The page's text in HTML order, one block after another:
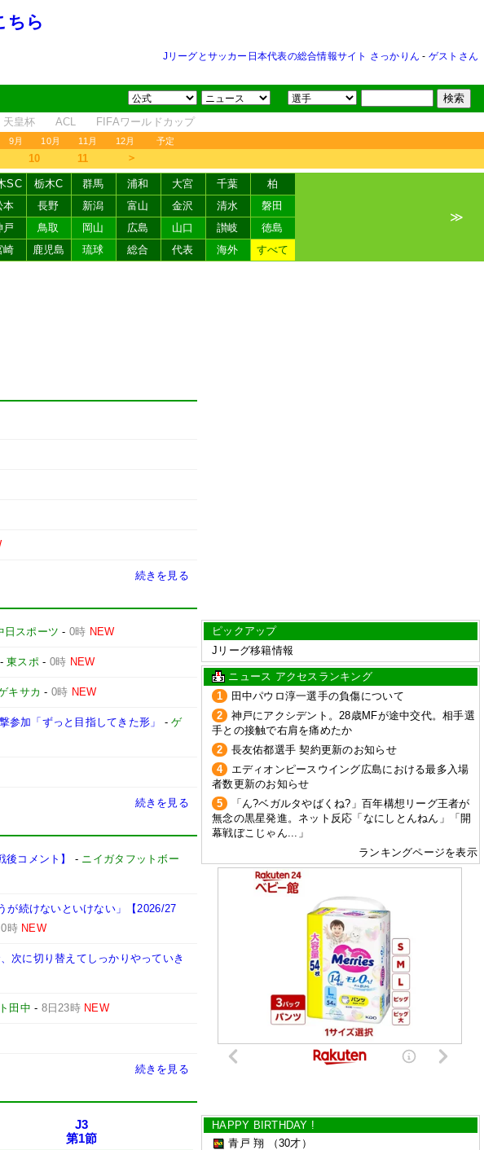
ちら
Jリーグとサッカー日本代表の総合情報サイト さっかりん - ゲストさん
天皇杯 ACL FIFAワールドカップ
9月 10月 11月 12月 予定
10 11 ＞
SC 栃木C 群馬 浦和 大宮 千葉
柏
本 長野 新潟 富山 金沢 清水
磐田
戸 鳥取 岡山 広島 山口 讃岐
徳島
崎 鹿児島 琉球 総合 代表 海外 すべて
≫
続きを見る
日スポーツ - 0時 NEW
-東スポ- 0時 NEW
キサカ - 0時 NEW
加「ずっと目指してきた形」 -ゲ
続きを見る
コメント】 - ニイガタフットボー
が続けないといけない」【2026/27
0時 NEW
次に切り替えてしっかりやっていき
田中 - 8日23時 NEW
続きを見る
J3
第1節
ピックアップ
Jリーグ移籍情報
ニュース アクセスランキング
1
田中パウロ淳一選手の負傷について
2
神戸にアクシデント。28歳MFが途中交代。相手選
手との接触で右肩を痛めたか
2
長友佑都選手 契約更新のお知らせ
4
エディオンピースウイング広島における最多入場
者数更新のお知らせ
5
「ん?ベガルタやばくね?」百年構想リーグ王者が
無念の黒星発進。ネット反応「なにしとんねん」「開
幕戦ぼこじゃん...」
ランキングページを表示
HAPPY BIRTHDAY !
青戸 翔
（30才）